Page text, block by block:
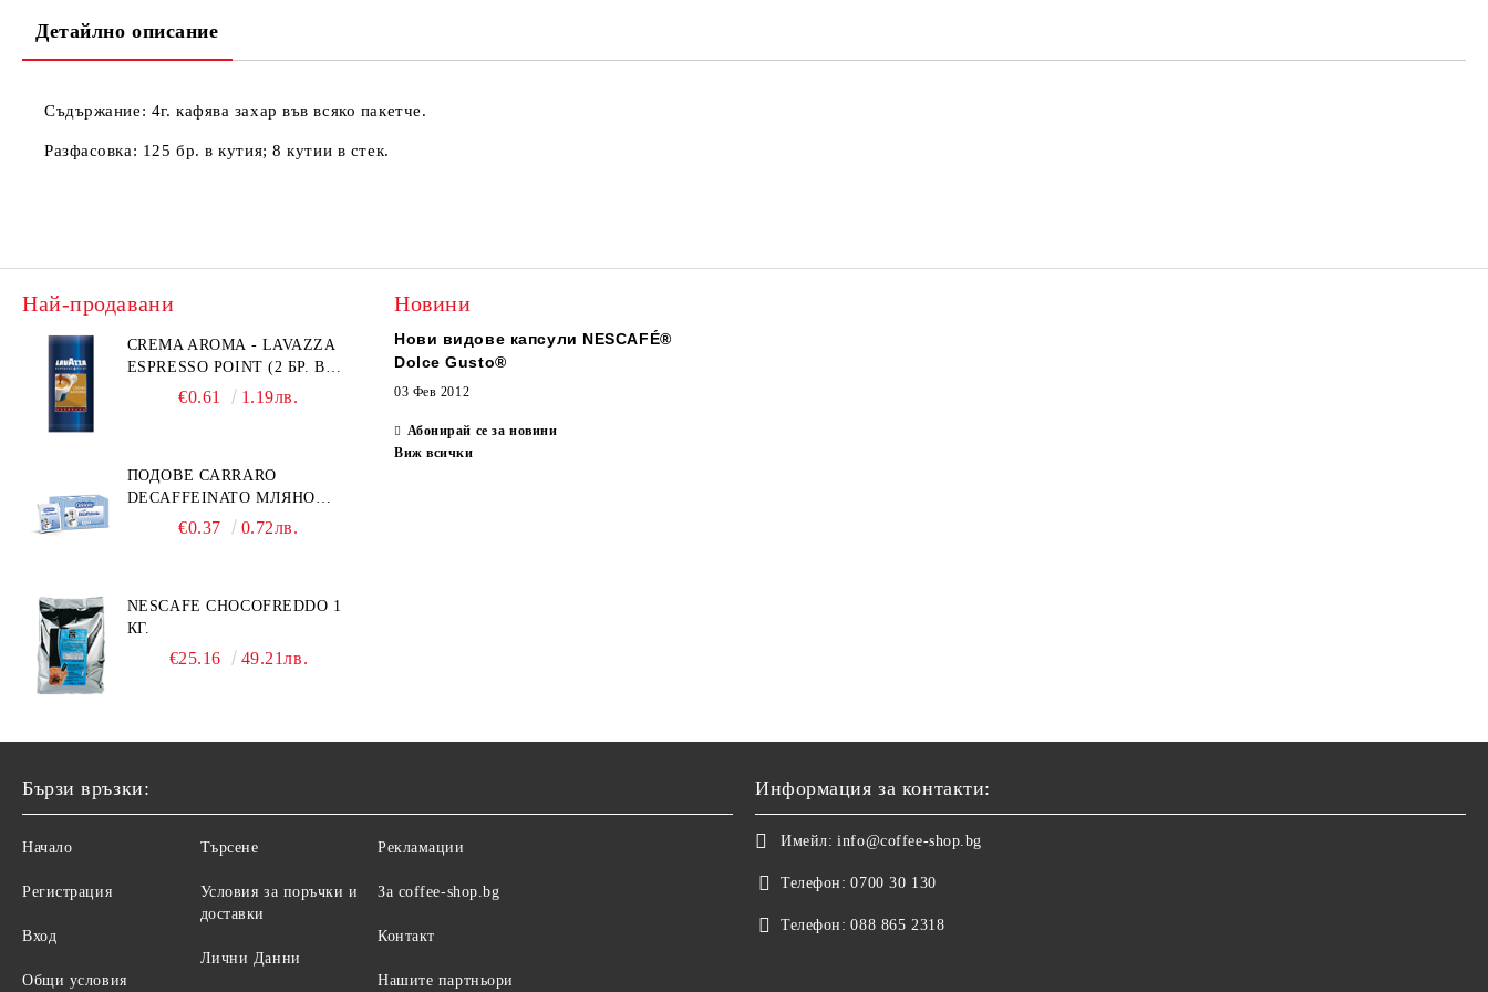
Детайлно описание
Съдържание: 4г. кафява захар във всяко пакетче.
Разфасовка: 125 бр. в кутия; 8 кутии в стек.
Най-продавани
CREMA AROMA - LAVAZZA
ESPRESSO POINT (2 БР. В
ПАКЕТЧЕ)
€0.61 1.19лв.
ПОДОВЕ CARRARO
DECAFFEINATO МЛЯНО
КАФЕ 7 ГР. ДОЗА
€0.37 0.72лв.
NESCAFE CHOCOFREDDO 1
КГ.
€25.16 49.21лв.
Новини
Нови видове капсули NESCAFÉ®
Dolce Gusto®
03 Фев 2012
Абонирай се за новини
Виж всички
Бързи връзки:
Начало
Регистрация
Вход
Общи условия
Търсене
Условия за поръчки и
доставки
Лични Данни
Рекламации
За coffee-shop.bg
Контакт
Нашите партньори
Информация за контакти:
Имейл: info@coffee-shop.bg
Телефон: 0700 30 130
Телефон: 088 865 2318